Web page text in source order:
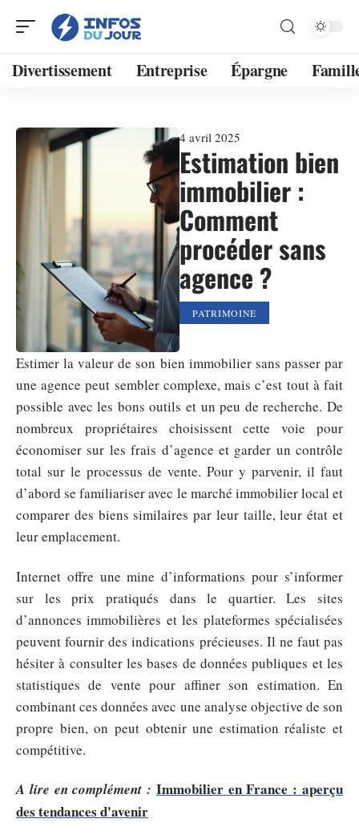
Divertissement Entreprise Épargne
4 avril 2025
Estimation bien
immobilier :
Comment
procéder sans
agence ?
PATRIMOINE
Estimer la valeur de son bien immobilier sans passer par
une agence peut sembler complexe, mais c’est tout à fait
possible avec les bons outils et un peu de recherche. De
nombreux propriétaires choisissent cette voie pour
économiser sur les frais d’agence et garder un contrôle
total sur le processus de vente. Pour y parvenir, il faut
d’abord se familiariser avec le marché immobilier local et
comparer des biens similaires par leur taille, leur état et
leur emplacement.
Internet offre une mine d’informations pour s’informer
sur les prix pratiqués dans le quartier. Les sites
d’annonces immobilières et les plateformes spécialisées
peuvent fournir des indications précieuses. Il ne faut pas
hésiter à consulter les bases de données publiques et les
statistiques de vente pour affiner son estimation. En
combinant ces données avec une analyse objective de son
propre bien, on peut obtenir une estimation réaliste et
compétitive.
A lire en complément : Immobilier en France : aperçu
des tendances d'avenir